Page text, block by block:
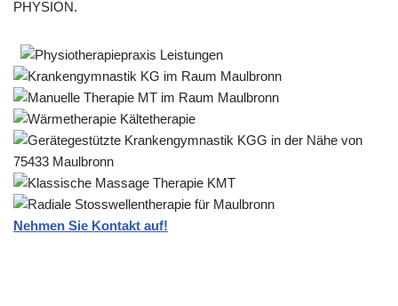
PHYSION.
Nehmen Sie Kontakt auf!